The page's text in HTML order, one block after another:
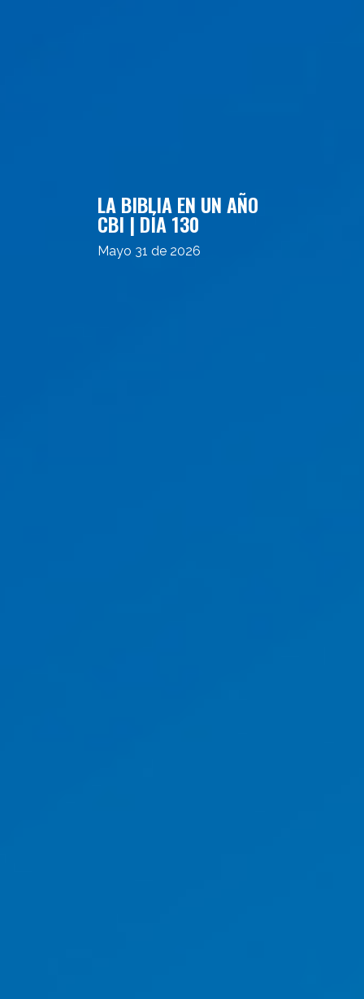
LA BIBLIA EN UN AÑO
CBI | DÍA 130
Mayo 31 de 2026